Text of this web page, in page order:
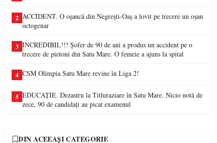
2 ACCIDENT. O oșancă din Negrești-Oaș a lovit pe trecere un oșan
octogenar
3 INCREDIBIL!!! Șofer de 90 de ani a produs un accident pe o
trecere de pietoni din Satu Mare. O femeie a ajuns la spital
4 CSM Olimpia Satu Mare revine în Liga 2!
5 EDUCAȚIE. Dezastru la Titluraziare în Satu Mare. Nicio notă de
zece, 90 de candidați au picat examenul
DIN ACEEAȘI CATEGORIE